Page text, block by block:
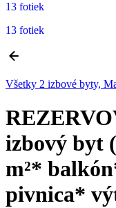
13 fotiek
13 fotiek
Všetky 2 izbové byty,
izbový byt
m²*
pivnica*